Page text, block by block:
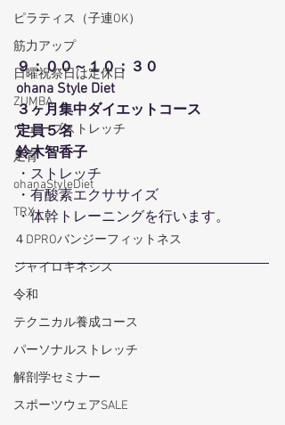
ピラティス（子連OK）
筋力アップ
日曜祝祭日は定休日
ZUMBA
ウェーブストレッチ
足育
ohanaStyleDiet
TRX
４DPROバンジーフィットネス
ジャイロキネシス
令和
テクニカル養成コース
パーソナルストレッチ
解剖学セミナー
スポーツウェアSALE
９：００～１０：３０
ohana Style Diet
３ヶ月集中ダイエットコース
定員５名
鈴木智香子
・ストレッチ
・有酸素エクササイズ
・体幹トレーニングを行います。